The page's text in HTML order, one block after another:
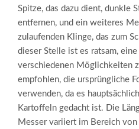
Spitze, das dazu dient, dunkle
entfernen, und ein weiteres
zulaufenden Klinge, das zum
dieser Stelle ist es ratsam,
verschiedenen Möglichkeiten
empfohlen, die ursprüngliche
verwenden, da es
Kartoffeln gedacht ist. Die
Messer variiert im Bereich